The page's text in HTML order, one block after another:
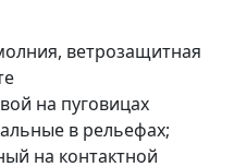
ветрозащитная
на пуговицах
в рельефах;
на контактной